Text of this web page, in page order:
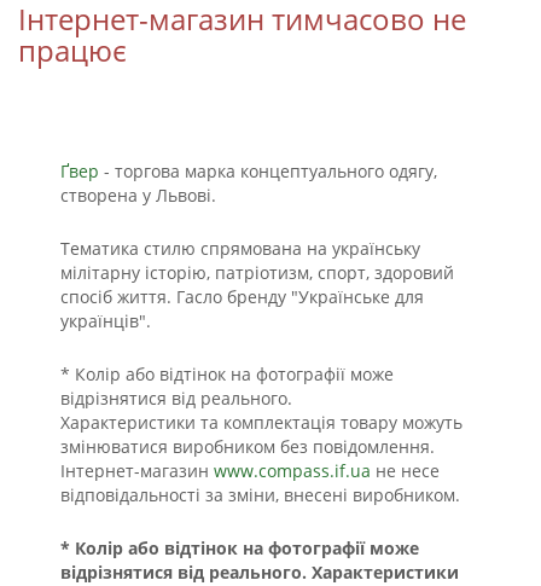
Інтернет-магазин тимчасово не
працює
Ґвер - торгова марка концептуального одягу,
створена у Львові.
Тематика стилю спрямована на українську
мілітарну історію, патріотизм, спорт, здоровий
спосіб життя. Гасло бренду "Українське для
українців".
* Колір або відтінок на фотографії може
відрізнятися від реального.
Характеристики та комплектація товару можуть
змінюватися виробником без повідомлення.
Інтернет-магазин www.compass.if.ua не несе
відповідальності за зміни, внесені виробником.
* Колір або відтінок на фотографії може
відрізнятися від реального. Характеристики